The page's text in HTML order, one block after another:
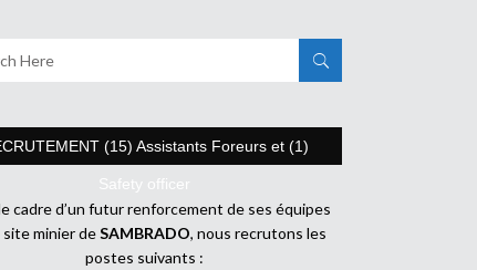
(15) Assistants Foreurs et (1)
Safety officer
cadre d’un futur renforcement de ses équipes
site minier deSAMBRADO, nous recrutons les
postes suivants :